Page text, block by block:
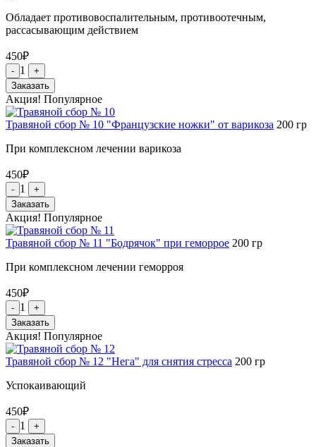
Обладает противовоспалительным, противоотечным,
рассасывающим действием
450₽
- 1
+
Заказать
Акция! Популярное
Травяной сбор № 10 "Французские ножки" от варикоза 200 гр
При комплексном лечении варикоза
450₽
- 1
+
Заказать
Акция! Популярное
Травяной сбор № 11 "Бодрячок" при геморрое 200 гр
При комплексном лечении геморроя
450₽
- 1
+
Заказать
Акция! Популярное
Травяной сбор № 12 "Нега" для снятия стресса 200 гр
Успокаивающий
450₽
- 1
+
Заказать